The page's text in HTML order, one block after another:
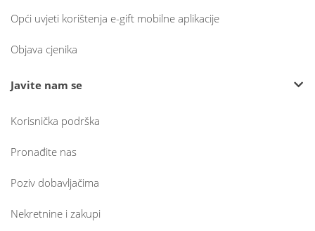
Opći uvjeti korištenja e-gift mobilne aplikacije
Objava cjenika
Javite nam se
Korisnička podrška
Pronađite nas
Poziv dobavljačima
Nekretnine i zakupi